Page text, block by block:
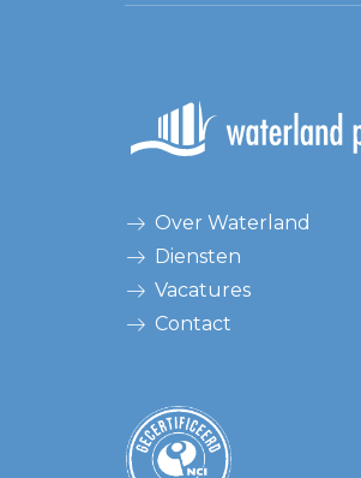
Over Waterland
Diensten
Vacatures
Contact